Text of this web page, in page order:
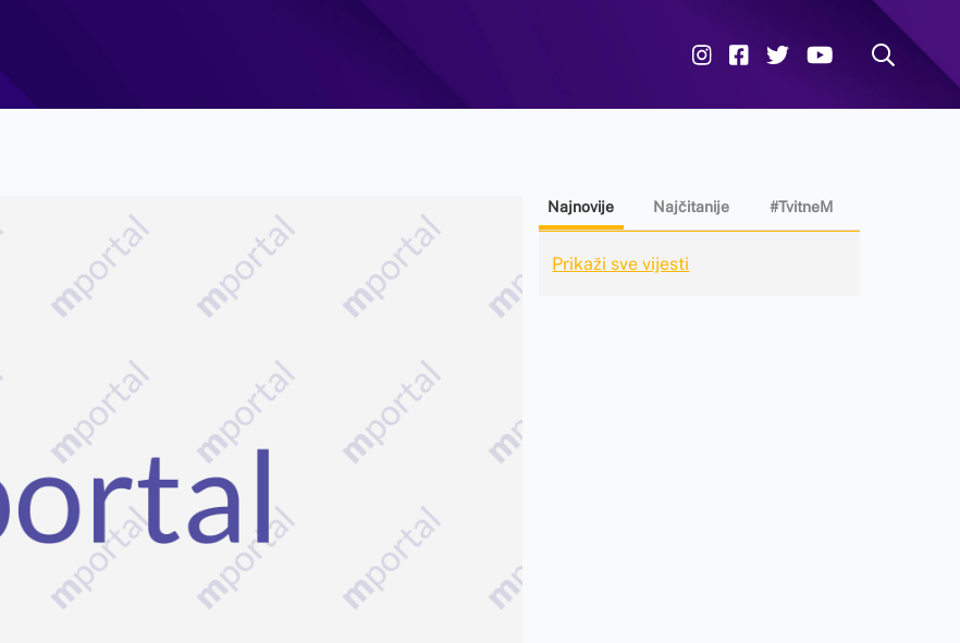
Najnovije Najčitanije #TvitneM
Prikaži sve vijesti